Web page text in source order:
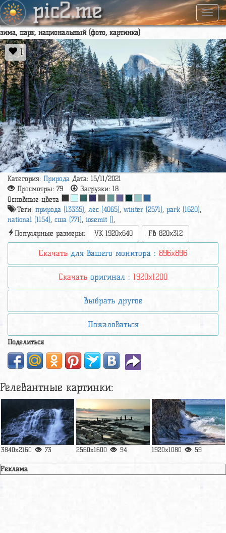
pic2.me
зима, парк, национальный (фото, картинка)
1
Категория: Природа Дата: 15/11/2021
Просмотры: 79 Загрузки: 18
Основные цвета
Теги: природа (13335), лес (4065), winter (2571), park (1620),
national (1154), сша (771), iosemit (),
Популярные размеры:
VK 1920x640 FB 820x312
Скачать для вашего монитора : 896x896
Скачать оригинал : 1920x1200
Выбрать другое
Пожаловаться
Поделиться
Релевантные картинки:
3840x2160 73 2560x1600 94 1920x1080 59
Реклама